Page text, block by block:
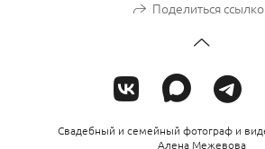
Поделиться
Свадебный и семейный фотограф и
Алена Межевова